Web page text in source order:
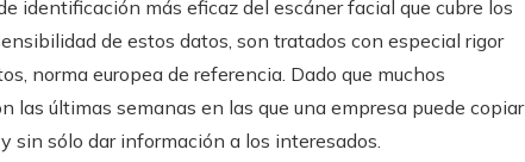
identificación más eficaz del escáner facial que cubre los
de estos datos, son tratados con especial rigor
norma europea de referencia. Dado que muchos
las últimas semanas en las que una empresa puede copiar
sin sólo dar información a los interesados.